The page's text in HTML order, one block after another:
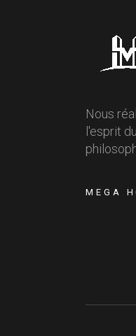
Nous
l'esprit
MEGA